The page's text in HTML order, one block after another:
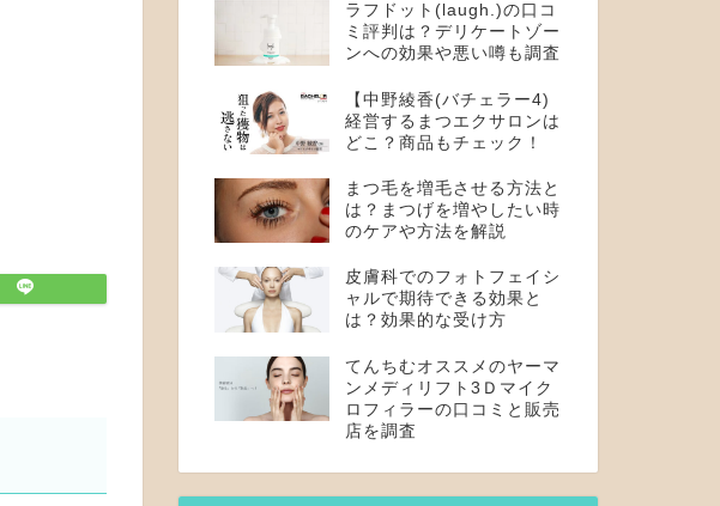
ラフドット(laugh.)の口コ
ミ評判は？デリケートゾー
ンへの効果や悪い噂も調査
【中野綾香(バチェラー4)
経営するまつエクサロンは
どこ？商品もチェック！
まつ毛を増毛させる方法と
は？まつげを増やしたい時
のケアや方法を解説
皮膚科でのフォトフェイシ
ャルで期待できる効果と
は？効果的な受け方
てんちむオススメのヤーマ
ンメディリフト3Ｄマイク
ロフィラーの口コミと販売
店を調査